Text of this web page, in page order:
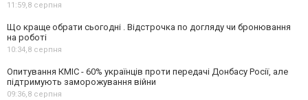
11:59,8 серпня
Що краще обрати сьогодні . Відстрочка по догляду чи бронювання
на роботі
10:34,8 серпня
Опитування КМІС - 60% українців проти передачі Донбасу Росії, але
підтримують заморожування війни
09:36,8 серпня